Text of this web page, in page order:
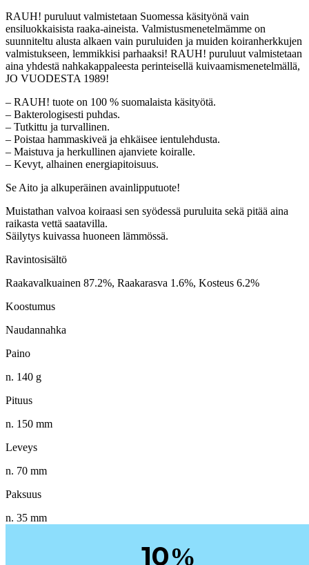
RAUH! puruluut valmistetaan Suomessa käsityönä vain
ensiluokkaisista raaka-aineista. Valmistusmenetelmämme on
suunniteltu alusta alkaen vain puruluiden ja muiden koiranherkkujen
valmistukseen, lemmikkisi parhaaksi! RAUH! puruluut valmistetaan
aina yhdestä nahkakappaleesta perinteisellä kuivaamismenetelmällä,
JO VUODESTA 1989!
– RAUH! tuote on 100 % suomalaista käsityötä.
– Bakterologisesti puhdas.
– Tutkittu ja turvallinen.
– Poistaa hammaskiveä ja ehkäisee ientulehdusta.
– Maistuva ja herkullinen ajanviete koiralle.
– Kevyt, alhainen energiapitoisuus.
Se Aito ja alkuperäinen avainlipputuote!
Muistathan valvoa koiraasi sen syödessä puruluita sekä pitää aina
raikasta vettä saatavilla.
Säilytys kuivassa huoneen lämmössä.
Ravintosisältö
Raakavalkuainen 87.2%, Raakarasva 1.6%, Kosteus 6.2%
Koostumus
Naudannahka
Paino
n. 140 g
Pituus
n. 150 mm
Leveys
n. 70 mm
Paksuus
n. 35 mm
10%